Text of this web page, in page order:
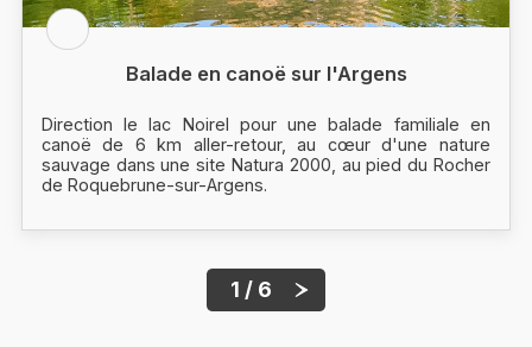
Balade en canoë sur l'Argens
Direction le lac Noirel pour une balade familiale en
canoë de 6 km aller-retour, au cœur d'une nature
sauvage dans une site Natura 2000, au pied du Rocher
de Roquebrune-sur-Argens.
1 / 6